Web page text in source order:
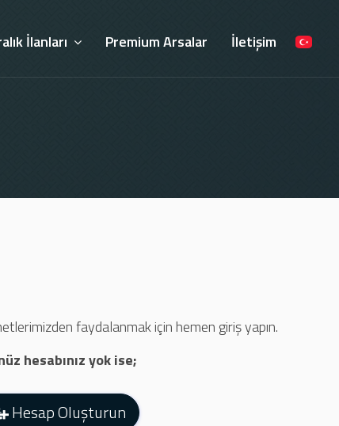
İlanları Premium Arsalar İletişim
faydalanmak için hemen giriş yapın.
hesabınız yok ise;
Hesap Oluşturun